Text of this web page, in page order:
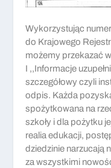
Wykorzystując
do Krajowego
możemy przekazać
I ,,Informacje
szczegółowy czyli
odpis. Każda
spożytkowana na
szkoły i dla pożytku
realia edukacji,
dziedzinie narzucają
za wszystkimi